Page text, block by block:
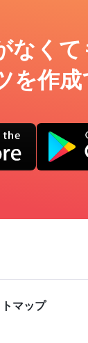
なく
を作成
マップ